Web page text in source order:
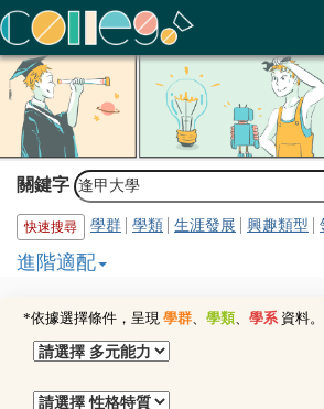
ColleGo! 大學選才與高中育才輔助系統
關鍵字
快速搜尋 學群 學類 生涯發展 興趣類型
進階適配
*依據選擇條件，呈現 學群、 學類、 學系資料。